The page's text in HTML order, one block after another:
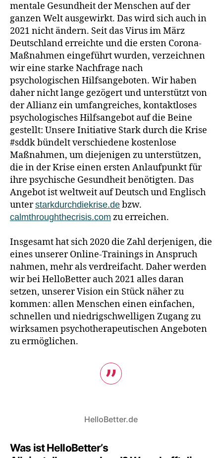
mentale Gesundheit der Menschen auf der
ganzen Welt ausgewirkt. Das wird sich auch in
2021 nicht ändern. Seit das Virus im März
Deutschland erreichte und die ersten Corona-
Maßnahmen eingeführt wurden, verzeichnen
wir eine starke Nachfrage nach
psychologischen Hilfsangeboten. Wir haben
daher nicht lange gezögert und unterstützt von
der Allianz ein umfangreiches, kontaktloses
psychologisches Hilfsangebot auf die Beine
gestellt: Unsere Initiative Stark durch die Krise
#sddk bündelt verschiedene kostenlose
Maßnahmen, um diejenigen zu unterstützen,
die in der Krise einen ersten Anlaufpunkt für
ihre psychische Gesundheit benötigten. Das
Angebot ist weltweit auf Deutsch und Englisch
unterstarkdurchdiekrise.de bzw.
calmthroughthecrisis.com zu erreichen.
Insgesamt hat sich 2020 die Zahl derjenigen, die
eines unserer Online-Trainings in Anspruch
nahmen, mehr als verdreifacht. Daher werden
wir bei HelloBetter auch 2021 alles daran
setzen, unserer Vision ein Stück näher zu
kommen: allen Menschen einen einfachen,
schnellen und niedrigschwelligen Zugang zu
wirksamen psychotherapeutischen Angeboten
zu ermöglichen.
HelloBetter.de
Was ist HelloBetter’s